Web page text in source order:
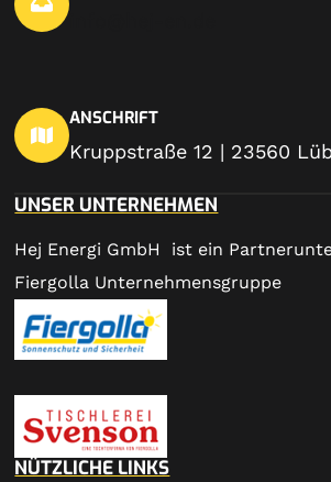
ANSCHRIFT
Kruppstraße 12 | 23560
UNSER UNTERNEHMEN
Hej Energi GmbH ist ein
Fiergolla Unternehmensgruppe
NÜTZLICHE LINKS